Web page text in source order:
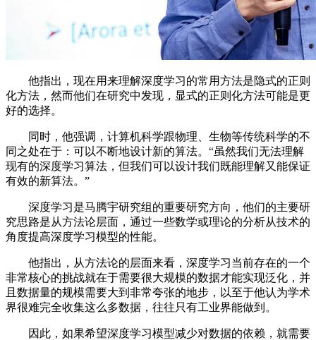
他指出，现在用来理解深度学习的常用方法是隐式的正则
化方法，然而他们在研究中发现，显式的正则化方法可能是更
好的选择。
同时，他强调，计算机科学跟物理、生物等传统科学的不
同之处在于：可以不断地设计新的算法。“虽然我们无法理解
现有的深度学习算法，但我们可以设计我们既能理解又能保证
有效的新算法。”
深度学习是马腾宇研究组的重要研究方向，他们的主要研
究思路是从方法论层面，通过一些数学或理论的分析从技术的
角度提高深度学习模型的性能。
他指出，从方法论的层面来看，深度学习当前存在的一个
非常核心的挑战就在于需要很大规模的数据才能实现泛化，并
且数据量的规模需要大到非常夸张的地步，以至于他认为学术
界很难完全收集这么多数据，往往只有工业界能做到。
因此，如果希望深度学习模型减少对数据的依赖，就需要